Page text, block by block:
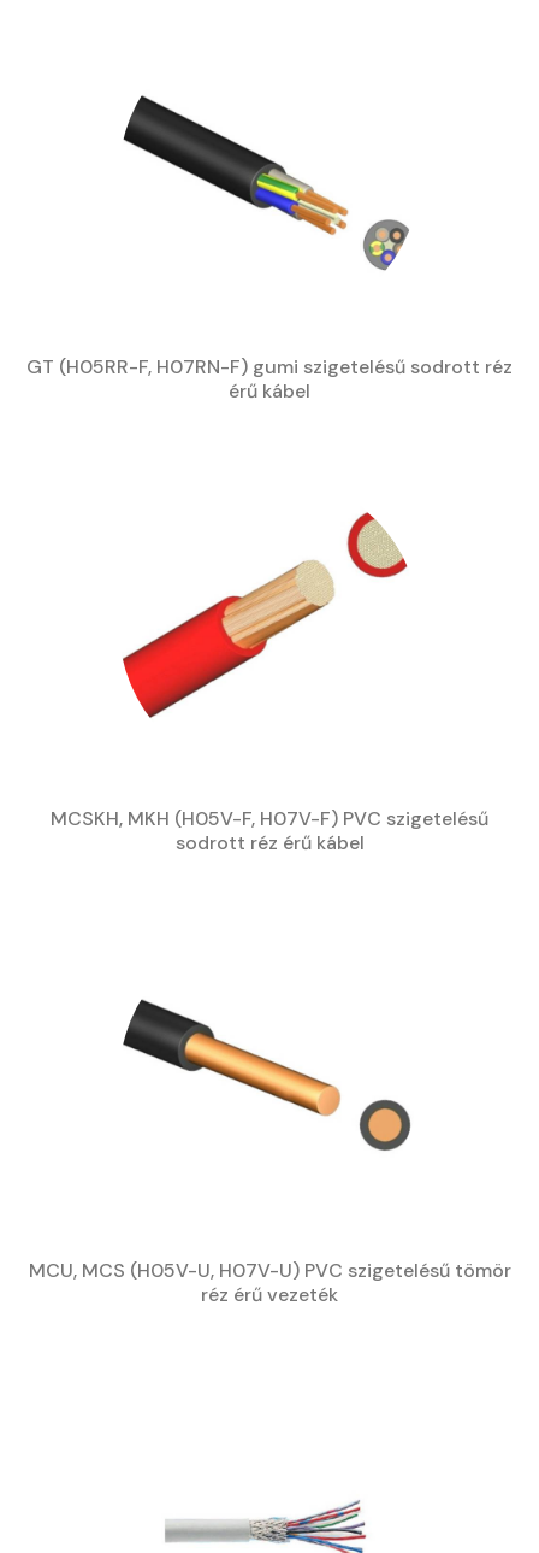
GT (H05RR-F, H07RN-F) gumi szigetelésű sodrott réz
érű kábel
MCSKH, MKH (H05V-F, H07V-F) PVC szigetelésű
sodrott réz érű kábel
MCU, MCS (H05V-U, H07V-U) PVC szigetelésű tömör
réz érű vezeték